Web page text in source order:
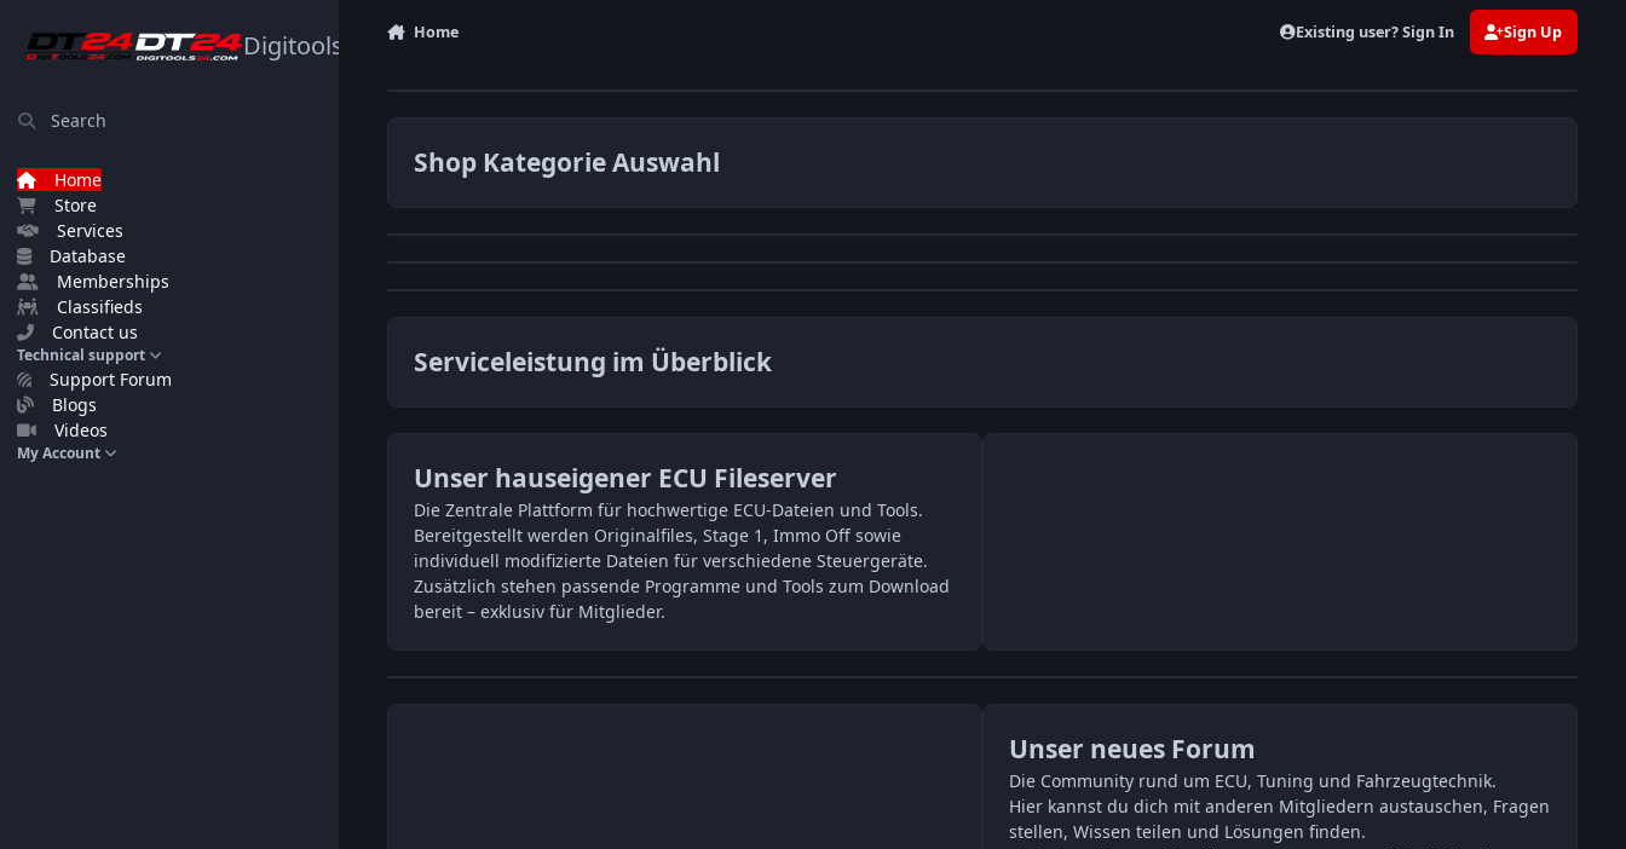
Digitools24.com
Search
Home
Store
Services
Database
Memberships
Classifieds
Contact us
Technical support
Support Forum
Blogs
Videos
My Account
Home Existing user? Sign In Sign Up
Shop Kategorie Auswahl
Serviceleistung im Überblick
Unser hauseigener ECU Fileserver
Die Zentrale Plattform für hochwertige ECU-Dateien und Tools.
Bereitgestellt werden Originalfiles, Stage 1, Immo Off sowie
individuell modifizierte Dateien für verschiedene Steuergeräte.
Zusätzlich stehen passende Programme und Tools zum Download
bereit – exklusiv für Mitglieder.
Unser neues Forum
Die Community rund um ECU, Tuning und Fahrzeugtechnik.
Hier kannst du dich mit anderen Mitgliedern austauschen, Fragen
stellen, Wissen teilen und Lösungen finden.